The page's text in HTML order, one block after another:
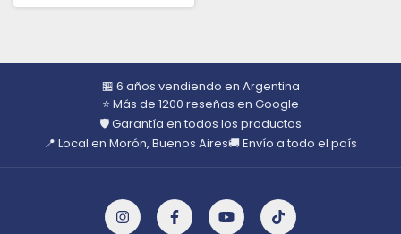
🏪 6 años vendiendo en Argentina
⭐ Más de 1200 reseñas en Google
🛡️ Garantía en todos los productos
📍 Local en Morón, Buenos Aires🚚 Envío a todo el país